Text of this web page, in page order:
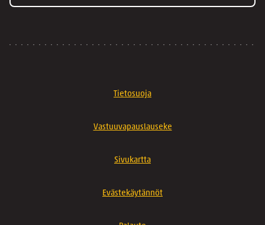
Tietosuoja
Vastuuvapauslauseke
Sivukartta
Evästekäytännöt